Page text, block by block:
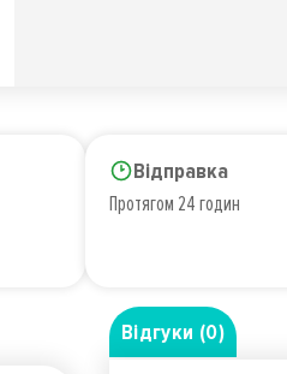
Відправка
Протягом 24 годин
Відгуки (0)